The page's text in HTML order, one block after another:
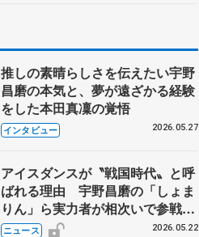
推しの素晴らしさを伝えたい宇野
昌磨の本気と、夢が遠ざかる経験
をした本田真凜の覚悟
インタビュー 2026.05.27
アイスダンスが〝戦国時代〟と呼
ばれる理由 宇野昌磨の「しょま
りん」ら実力者が相次いで参戦
国内の競争激化
ニュース 2026.05.22